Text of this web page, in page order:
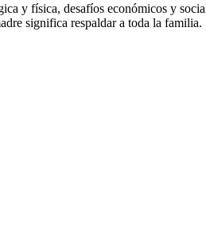
y física, desafíos económicos y
significa respaldar a toda la familia.